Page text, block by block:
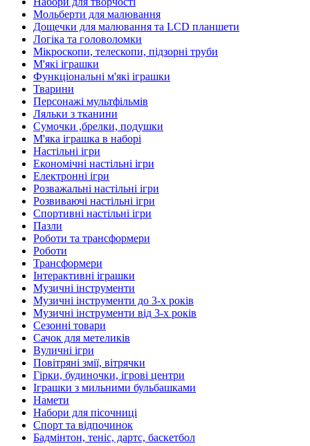
Мольберти для малювання
Дощечки для малювання та LCD планшети
Логіка та головоломки
Мікроскопи, телескопи, підзорні труби
М'які іграшки
Функціональні м'які іграшки
Тварини
Персонажі мультфільмів
Ляльки з тканини
Сумочки ,брелки, подушки
М'яка іграшка в наборі
Настільні ігри
Економічні настільні ігри
Електронні ігри
Розважальні настільні ігри
Розвиваючі настільні ігри
Спортивні настільні ігри
Пазли
Роботи та трансформери
Роботи
Трансформери
Інтерактивні іграшки
Музичні інструменти
Музичні інструменти до 3-х років
Музичні інструменти від 3-х років
Сезонні товари
Сачок для метеликів
Вуличні ігри
Повітряні змії, вітрячки
Гірки, будиночки, ігрові центри
Іграшки з мильними бульбашками
Намети
Набори для пісочниці
Спорт та відпочинок
Бадмінтон, теніс, дартс, баскетбол